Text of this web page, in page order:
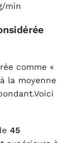
min
comme «
la moyenne
45